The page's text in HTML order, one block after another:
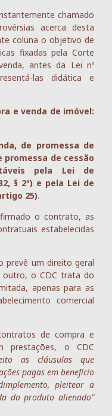
chamado
acerca desta
coluna o objetivo de
fixadas pela Corte
antes da Lei nº
las didática e
e venda de imóvel:
de promessa de
promessa de cessão
pela Lei de
§ 2º) e pela Lei de
25).
o contrato, as
estabelecidas
prevê um direito geral
outro, o CDC trata do
apenas para as
comercial
de compra e
prestações, o CDC
as cláusulas que
pagas em benefício
pleitear a
do produto alienado”